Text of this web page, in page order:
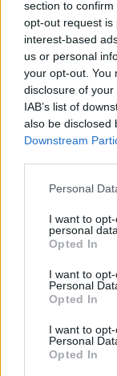
section to
opt-out request is
interest-based
us or personal
your opt-out. You
disclosure of
IAB’s list of
also be disclosed
Downstream
Please note that
not limited to
grant or deny
use your data for
consent section.
Personal
I want to
personal data.
Opted In
I want to
Personal
Opted In
I want to
Personal
Opted In